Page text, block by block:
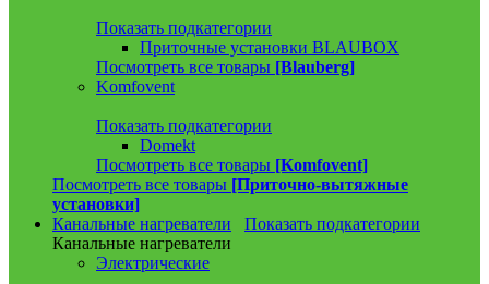
Показать подкатегории
Приточные установки BLAUBOX
Посмотреть все товары [Blauberg]
Komfovent
Показать подкатегории
Domekt
Посмотреть все товары [Komfovent]
Посмотреть все товары [Приточно-вытяжные
установки]
Канальные нагреватели
Показать подкатегории
Канальные нагреватели
Электрические